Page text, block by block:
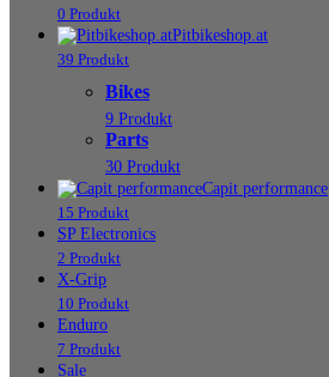
0 Produkt
Pitbikeshop.at
39 Produkt
Bikes
9 Produkt
Parts
30 Produkt
Capit performance
15 Produkt
SP Electronics
2 Produkt
X-Grip
10 Produkt
Enduro
7 Produkt
Sale